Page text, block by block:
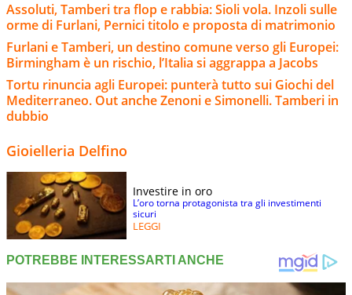
Assoluti, Tamberi tra flop e rabbia: Sioli vola. Inzoli sulle
orme di Furlani, Pernici titolo e proposta di matrimonio
Furlani e Tamberi, un destino comune verso gli Europei:
Birmingham è un rischio, l’Italia si aggrappa a Jacobs
Tortu rinuncia agli Europei: punterà tutto sui Giochi del
Mediterraneo. Out anche Zenoni e Simonelli. Tamberi in
dubbio
Gioielleria Delfino
Investire in oro
L’oro torna protagonista tra gli investimenti
sicuri
LEGGI